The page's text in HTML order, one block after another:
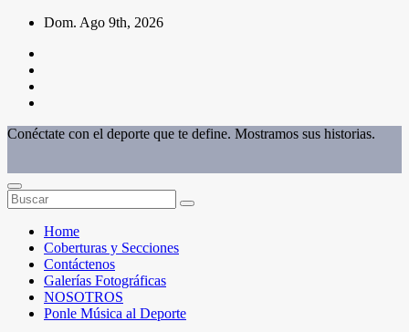
Saltar
contenido
Dom. Ago 9th, 2026
Conéctate con el deporte que te define. Mostramos sus historias.
Home
Coberturas y Secciones
Contáctenos
Galerías Fotográficas
NOSOTROS
Ponle Música al Deporte